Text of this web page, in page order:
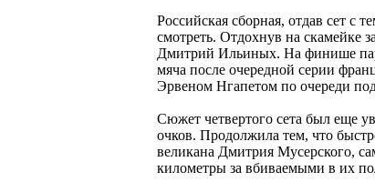
Российская сборная, отдав сет с
смотреть. Отдохнув на скамейке
Дмитрий Ильиных. На финише
мяча после очередной серии
Эрвеном Нгапетом по очереди
Сюжет четвертого сета был еще
очков. Продолжила тем, что
великана Дмитрия Мусерского,
километры за вбиваемыми в их